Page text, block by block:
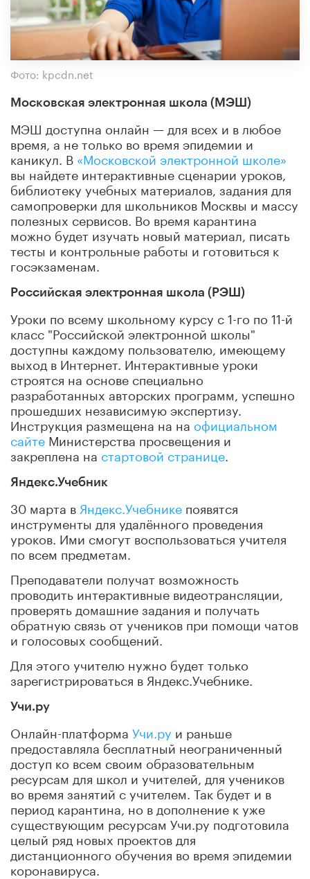
Фото: kpcdn.net
Московская электронная школа (МЭШ)
МЭШ доступна онлайн — для всех и в любое
время, а не только во время эпидемии и
каникул. В «Московской электронной школе»
вы найдете интерактивные сценарии уроков,
библиотеку учебных материалов, задания для
самопроверки для школьников Москвы и массу
полезных сервисов. Во время карантина
можно будет изучать новый материал, писать
тесты и контрольные работы и готовиться к
госэкзаменам.
Российская электронная школа (РЭШ)
Уроки по всему школьному курсу с 1-го по 11-й
класс "Российской электронной школы"
доступны каждому пользователю, имеющему
выход в Интернет. Интерактивные уроки
строятся на основе специально
разработанных авторских программ, успешно
прошедших независимую экспертизу.
Инструкция размещена на на официальном
сайте Министерства просвещения и
закреплена на стартовой странице
Яндекс.Учебник
30 марта в Яндекс.Учебнике появятся
инструменты для удалённого проведения
уроков. Ими смогут воспользоваться учителя
по всем предметам.
Преподаватели получат возможность
проводить интерактивные видеотрансляции,
проверять домашние задания и получать
обратную связь от учеников при помощи чатов
и голосовых сообщений.
Для этого учителю нужно будет только
зарегистрироваться в Яндекс.Учебнике.
Учи.ру
Онлайн-платформа Учи.ру и раньше
предоставляла бесплатный неограниченный
доступ ко всем своим образовательным
ресурсам для школ и учителей, для учеников
во время занятий с учителем. Так будет и в
период карантина, но в дополнение к уже
существующим ресурсам Учи.ру подготовила
целый ряд новых проектов для
дистанционного обучения во время эпидемии
коронавируса.